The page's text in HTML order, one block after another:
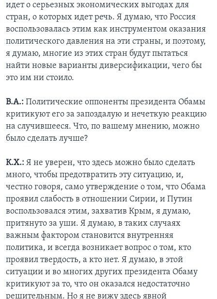
идет о серьезных экономических выгодах для
стран, о которых идет речь. Я думаю, что Россия
воспользовалась этим как инструментом оказания
политического давления на эти страны, и поэтому,
я думаю, многие из этих стран будут пытаться
найти новые варианты диверсификации, чего бы
это им ни стоило.
В.А.: Политические оппоненты президента Обамы
критикуют его за запоздалую и нечеткую реакцию
на случившееся. Что, по вашему мнению, можно
было сделать лучше?
К.Х.: Я не уверен, что здесь можно было сделать
много, чтобы предотвратить эту ситуацию, и,
честно говоря, само утверждение о том, что Обама
проявил слабость в отношении Сирии, и Путин
воспользовался этим, захватив Крым, я думаю,
притянуто за уши. Я думаю, в таких случаях
важным фактором становится внутренняя
политика, и всегда возникает вопрос о том, кто
проявил твердость, а кто нет. Я думаю, в этой
ситуации и во многих других президента Обаму
критикуют за то, что он оказался недостаточно
решительным. Но я не вижу здесь явной